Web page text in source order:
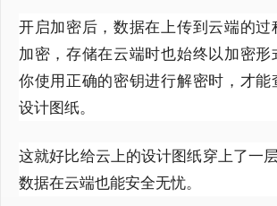
开启加密后，数据在上传到云端的过
加密，存储在云端时也始终以加密形
你使用正确的密钥进行解密时，才能
设计图纸。
这就好比给云上的设计图纸穿上了一
数据在云端也能安全无忧。